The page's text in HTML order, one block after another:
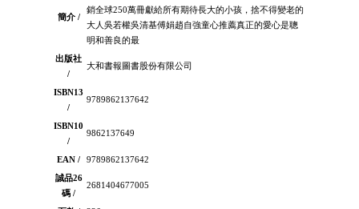
簡介 /
銷全球250萬冊獻給所有期待長大的小孩，捨不得變老的
大人吳若權吳清基傅娟趙自強童心推薦真正的愛心是聰
明和善良的最
出版社
/
大和書報圖書股份有限公司
ISBN13
/
9789862137642
ISBN10
/
9862137649
EAN /
9789862137642
誠品26
碼 /
2681404677005